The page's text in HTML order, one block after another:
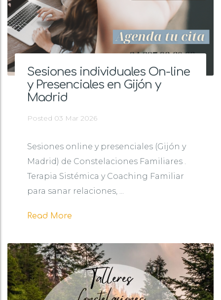
Sesiones individuales On-line
y Presenciales en Gijón y
Madrid
Posted 03 Mar 2026
Sesiones online y presenciales (Gijón y
Madrid) de Constelaciones Familiares .
Terapia Sistémica y Coaching Familiar
para sanar relaciones, ...
Read More